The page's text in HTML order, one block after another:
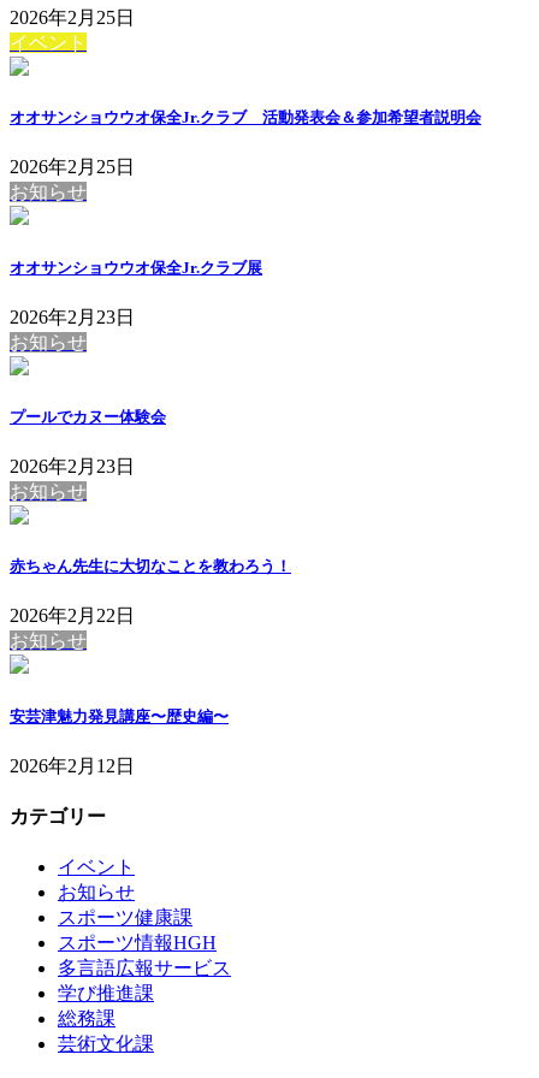
2026年2月25日
イベント
オオサンショウウオ保全Jr.クラブ 活動発表会＆参加希望者説明会
2026年2月25日
お知らせ
オオサンショウウオ保全Jr.クラブ展
2026年2月23日
お知らせ
プールでカヌー体験会
2026年2月23日
お知らせ
赤ちゃん先生に大切なことを教わろう！
2026年2月22日
お知らせ
安芸津魅力発見講座〜歴史編〜
2026年2月12日
カテゴリー
イベント
お知らせ
スポーツ健康課
スポーツ情報HGH
多言語広報サービス
学び推進課
総務課
芸術文化課